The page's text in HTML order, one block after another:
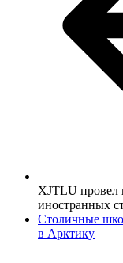
XJTLU провел
иностранных
Столичные
в Арктику